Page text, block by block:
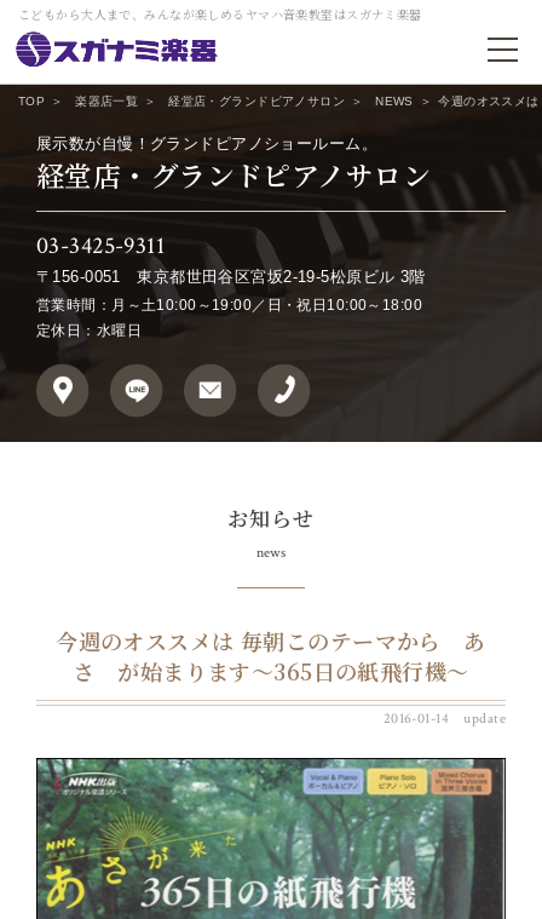
こどもから大人まで、みんなが楽しめるヤマハ音楽教室はスガナミ楽器
TOP 楽器店一覧 経堂店・グランドピアノサロン NEWS 今週のオススメ
展示数が自慢！グランドピアノショールーム。
経堂店・グランドピアノサロン
03-3425-9311
〒156-0051東京都世田谷区宮坂2-19-5松原ビル 3階
営業時間：月～土10:00～19:00／日・祝日10:00～18:00
定休日：水曜日
お知らせ
news
今週のオススメは 毎朝このテーマから あ
さ が始まります～365日の紙飛行機～
2016-01-14 update